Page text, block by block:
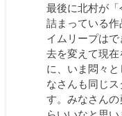
最後に北村が
詰まっている
イムリープは
去を変えて現
に、いま悶々
なさんも同じ
す。みなさん